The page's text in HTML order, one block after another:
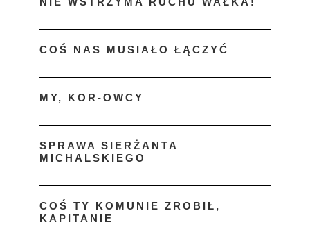
COŚ NAS MUSIAŁO ŁĄCZYĆ
MY, KOR-OWCY
SPRAWA SIERŻANTA
MICHALSKIEGO
COŚ TY KOMUNIE ZROBIŁ,
KAPITANIE